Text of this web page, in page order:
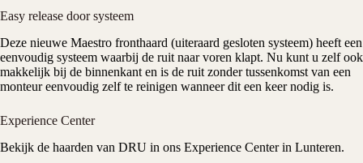
Easy release door systeem
Deze nieuwe Maestro fronthaard (uiteraard gesloten systeem) heeft een
eenvoudig systeem waarbij de ruit naar voren klapt. Nu kunt u zelf ook
makkelijk bij de binnenkant en is de ruit zonder tussenkomst van een
monteur eenvoudig zelf te reinigen wanneer dit een keer nodig is.
Experience Center
Bekijk de haarden van DRU in ons Experience Centerin Lunteren.